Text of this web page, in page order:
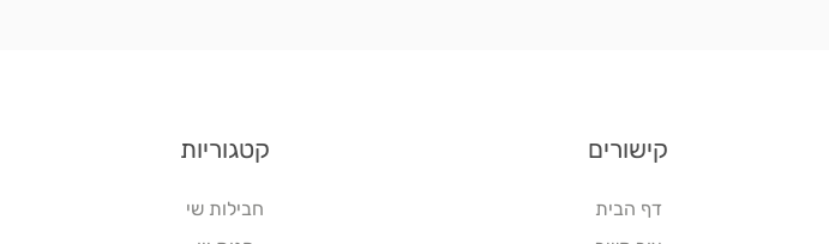
קטגוריות
חבילות שי
קישורים
דף הבית